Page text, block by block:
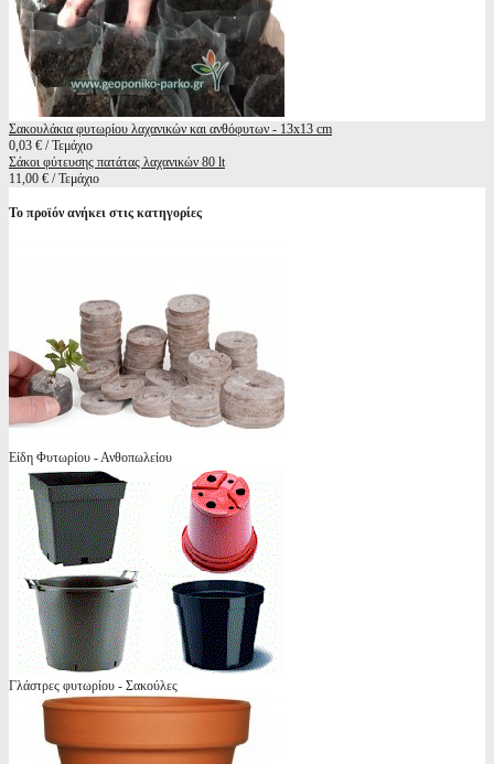
Σακουλάκια φυτωρίου λαχανικών και ανθόφυτων - 13x13 cm
0,03 € / Τεμάχιο
Σάκοι φύτευσης πατάτας λαχανικών 80 lt
11,00 € / Τεμάχιο
Το προϊόν ανήκει στις κατηγορίες
Είδη Φυτωρίου - Ανθοπωλείου
Γλάστρες φυτωρίου - Σακούλες